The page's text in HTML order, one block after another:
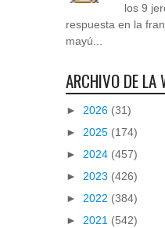
los 9
respuesta en la
mayú...
ARCHIVO DE LA
► 2026 (31)
► 2025 (174)
► 2024 (457)
► 2023 (426)
► 2022 (384)
► 2021 (542)